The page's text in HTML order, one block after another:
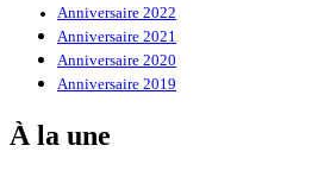
Anniversaire 2022
Anniversaire 2021
Anniversaire 2020
Anniversaire 2019
À la une